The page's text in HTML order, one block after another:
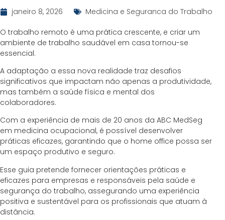
janeiro 8, 2026 Medicina e Seguranca do Trabalho
O trabalho remoto é uma prática crescente, e criar um
ambiente de trabalho saudável em casa tornou-se
essencial.
A adaptação a essa nova realidade traz desafios
significativos que impactam não apenas a produtividade,
mas também a saúde física e mental dos
colaboradores.
Com a experiência de mais de 20 anos da ABC MedSeg
em medicina ocupacional, é possível desenvolver
práticas eficazes, garantindo que o home office possa ser
um espaço produtivo e seguro.
Esse guia pretende fornecer orientações práticas e
eficazes para empresas e responsáveis pela saúde e
segurança do trabalho, assegurando uma experiência
positiva e sustentável para os profissionais que atuam à
distância.